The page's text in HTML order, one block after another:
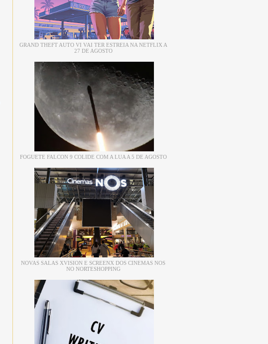
GRAND THEFT AUTO VI VAI TER ESTREIA NA NETFLIX A
27 DE AGOSTO
FOGUETE FALCON 9 COLIDE COM A LUA A 5 DE AGOSTO
NOVAS SALAS XVISION E SCREENX DOS CINEMAS NOS
NO NORTESHOPPING